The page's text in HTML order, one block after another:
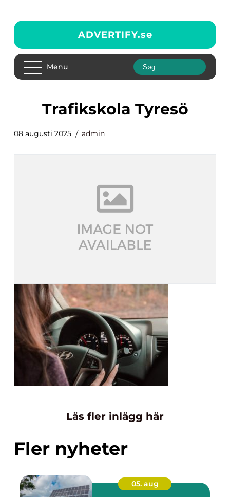
ADVERTIFY.se
Menu
trafikskola Tyresö
08 augusti 2025 admin
Läs fler inlägg här
Fler nyheter
05. aug